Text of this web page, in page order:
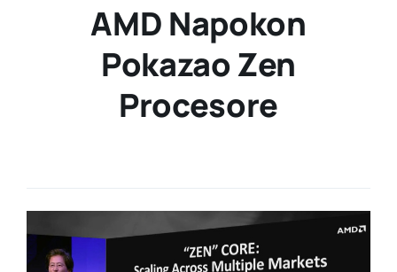
AMD Napokon
Pokazao Zen
Procesore